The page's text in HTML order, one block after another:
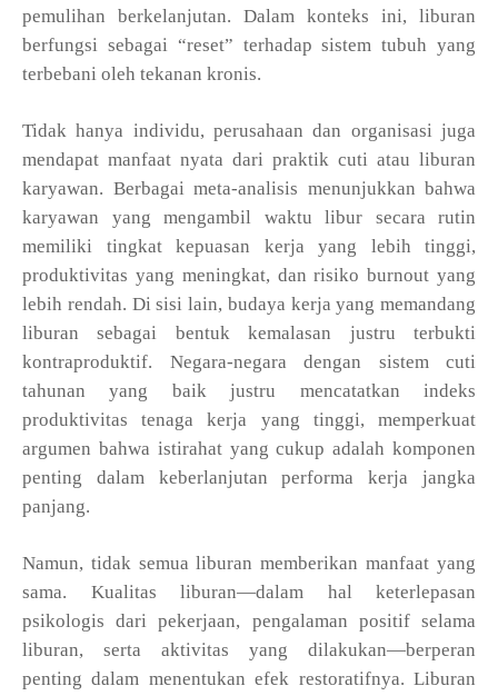
pemulihan berkelanjutan. Dalam konteks ini, liburan
berfungsi sebagai “reset” terhadap sistem tubuh yang
terbebani oleh tekanan kronis.
Tidak hanya individu, perusahaan dan organisasi juga
mendapat manfaat nyata dari praktik cuti atau liburan
karyawan. Berbagai meta-analisis menunjukkan bahwa
karyawan yang mengambil waktu libur secara rutin
memiliki tingkat kepuasan kerja yang lebih tinggi,
produktivitas yang meningkat, dan risiko burnout yang
lebih rendah. Di sisi lain, budaya kerja yang memandang
liburan sebagai bentuk kemalasan justru terbukti
kontraproduktif. Negara-negara dengan sistem cuti
tahunan yang baik justru mencatatkan indeks
produktivitas tenaga kerja yang tinggi, memperkuat
argumen bahwa istirahat yang cukup adalah komponen
penting dalam keberlanjutan performa kerja jangka
panjang.
Namun, tidak semua liburan memberikan manfaat yang
sama. Kualitas liburan—dalam hal keterlepasan
psikologis dari pekerjaan, pengalaman positif selama
liburan, serta aktivitas yang dilakukan—berperan
penting dalam menentukan efek restoratifnya. Liburan